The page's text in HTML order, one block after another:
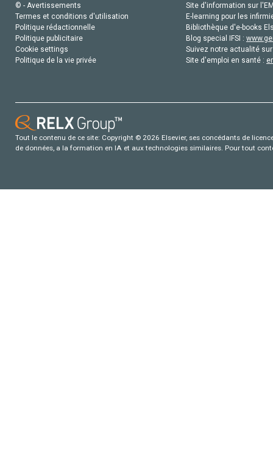
© - Avertissements
Termes et conditions d'utilisation
Politique rédactionnelle
Politique publicitaire
Cookie settings
Politique de la vie privée
Site d'information sur
E-learning pour les
Bibliothèque d'e-books
Blog special IFSI :
Suivez notre actualité
Site d'emploi en santé :
Tout le contenu de ce site: Copyright © 2026 Elsevier, ses concédants de
de données, a la formation en IA et aux technologies similaires. Pour tout